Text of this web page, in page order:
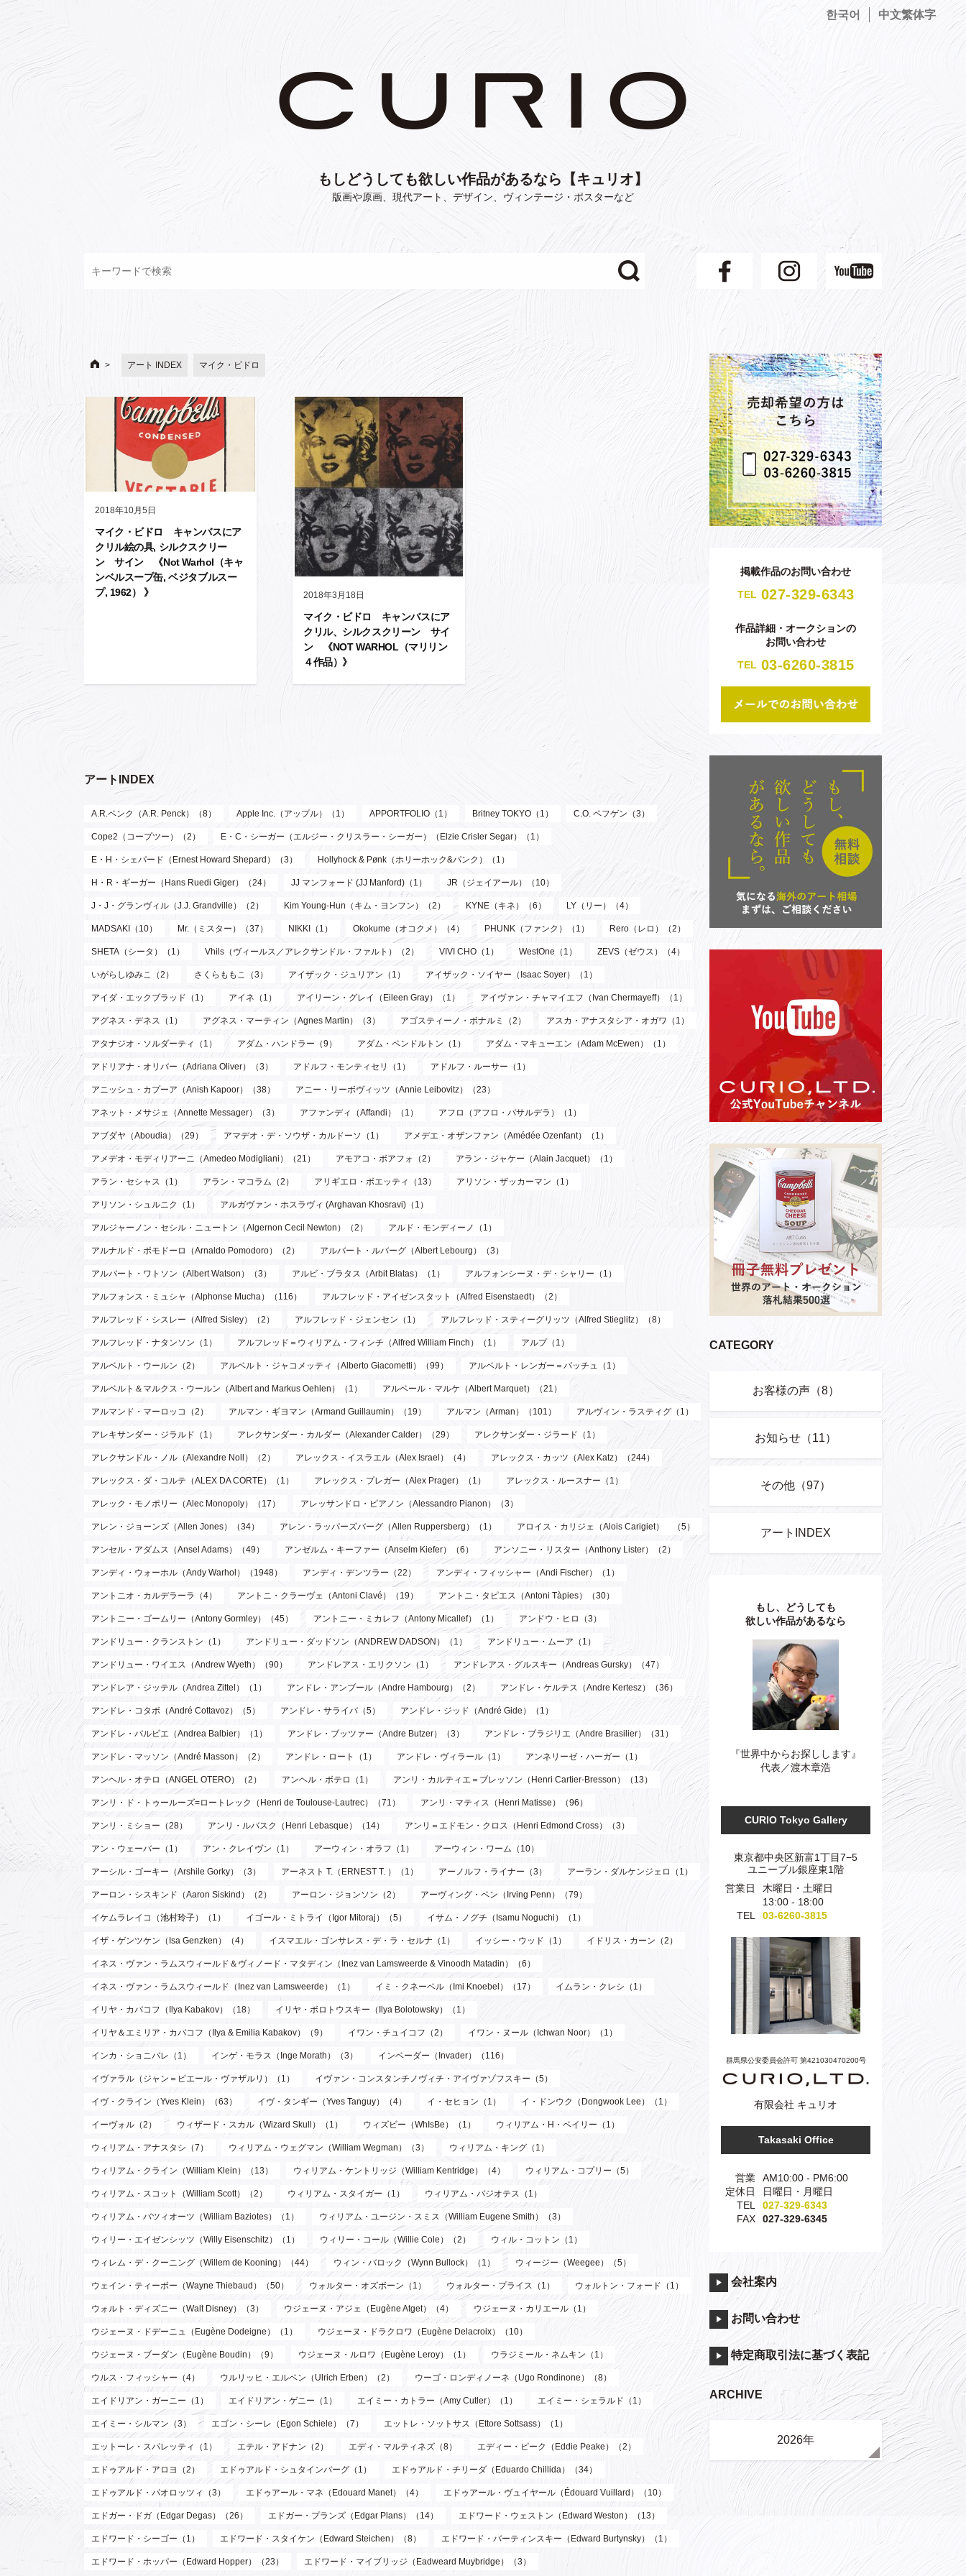
コ
한국어 中文繁体字
もしどうしても欲しい作品があるなら【キュリオ】
版画や原画、現代アート、デザイン、ヴィンテージ・ポスターなど
アート INDEX マイク・ビドロ
2018年10月5日
マイク・ビドロ キャンバスにア
クリル絵の具, シルクスクリー
ン サイン 《Not Warhol（キャ
ンベルスープ缶, ベジタブルスー
プ, 1962） 》
2018年3月18日
マイク・ビドロ キャンバスにア
クリル、シルクスクリーン サイ
ン 《NOT WARHOL（マリリン
４作品）》
アートINDEX
A.R.ペンク（A.R. Penck）（8） Apple Inc.（アップル）（1） APPORTFOLIO（1） Britney TOKYO（1） C.O. ペフゲン（3）
Cope2（コープツー）（2） E・C・シーガー（エルジー・クリスラー・シーガー）（Elzie Crisler Segar）（1）
E・H・シェパード（Ernest Howard Shepard）（3） Hollyhock & Pønk（ホリーホック&パンク）（1）
H・R・ギーガー（Hans Ruedi Giger）（24） JJ マンフォード (JJ Manford)（1） JR（ジェイアール）（10）
J・J・グランヴィル（J.J. Grandville）（2） Kim Young-Hun（キム・ヨンフン）（2） KYNE（キネ）（6） LY（リー）（4）
MADSAKI（10） Mr.（ミスター）（37） NIKKI（1） Okokume（オコクメ）（4） PHUNK（ファンク）（1） Rero（レロ）（2）
SHETA（シータ）（1） Vhils（ヴィールス／アレクサンドル・ファルト）（2） VIVI CHO（1） WestOne（1） ZEVS（ゼウス）（4）
いがらしゆみこ（2） さくらももこ（3） アイザック・ジュリアン（1） アイザック・ソイヤー（Isaac Soyer）（1）
アイダ・エックブラッド（1） アイネ（1） アイリーン・グレイ（Eileen Gray）（1） アイヴァン・チャマイエフ（Ivan Chermayeff）（1）
アグネス・デネス（1） アグネス・マーティン（Agnes Martin）（3） アゴスティーノ・ボナルミ（2） アスカ・アナスタシア・オガワ（1）
アタナジオ・ソルダーティ（1） アダム・ハンドラー（9） アダム・ペンドルトン（1） アダム・マキューエン（Adam McEwen）（1）
アドリアナ・オリバー（Adriana Oliver）（3） アドルフ・モンティセリ（1） アドルフ・ルーサー（1）
アニッシュ・カプーア（Anish Kapoor）（38） アニー・リーボヴィッツ（Annie Leibovitz）（23）
アネット・メサジェ（Annette Messager）（3） アファンディ（Affandi）（1） アフロ（アフロ・バサルデラ）（1）
アブダヤ（Aboudia）（29） アマデオ・デ・ソウザ・カルドーソ（1） アメデエ・オザンファン（Amédée Ozenfant）（1）
アメデオ・モディリアーニ（Amedeo Modigliani）（21） アモアコ・ボアフォ（2） アラン・ジャケー（Alain Jacquet）（1）
アラン・セシャス（1） アラン・マコラム（2） アリギエロ・ボエッティ（13） アリソン・ザッカーマン（1）
アリソン・シュルニク（1） アルガヴァン・ホスラヴィ (Arghavan Khosravi)（1）
アルジャーノン・セシル・ニュートン（Algernon Cecil Newton）（2） アルド・モンディーノ（1）
アルナルド・ポモドーロ（Arnaldo Pomodoro）（2） アルバート・ルバーグ（Albert Lebourg）（3）
アルバート・ワトソン（Albert Watson）（3） アルビ・ブラタス（Arbit Blatas）（1） アルフォンシーヌ・デ・シャリー（1）
アルフォンス・ミュシャ（Alphonse Mucha）（116） アルフレッド・アイゼンスタット（Alfred Eisenstaedt）（2）
アルフレッド・シスレー（Alfred Sisley）（2） アルフレッド・ジェンセン（1） アルフレッド・スティーグリッツ（Alfred Stieglitz）（8）
アルフレッド・ナタンソン（1） アルフレッド＝ウィリアム・フィンチ（Alfred William Finch）（1） アルプ（1）
アルベルト・ウールン（2） アルベルト・ジャコメッティ（Alberto Giacometti）（99） アルベルト・レンガー＝パッチュ（1）
アルベルト＆マルクス・ウールン（Albert and Markus Oehlen）（1） アルベール・マルケ（Albert Marquet）（21）
アルマンド・マーロッコ（2） アルマン・ギヨマン（Armand Guillaumin）（19） アルマン（Arman）（101） アルヴィン・ラスティグ（1）
アレキサンダー・ジラルド（1） アレクサンダー・カルダー（Alexander Calder）（29） アレクサンダー・ジラード（1）
アレクサンドル・ノル（Alexandre Noll）（2） アレックス・イスラエル（Alex Israel）（4） アレックス・カッツ（Alex Katz）（244）
アレックス・ダ・コルテ（ALEX DA CORTE）（1） アレックス・プレガー（Alex Prager）（1） アレックス・ルースナー（1）
アレック・モノポリー（Alec Monopoly）（17） アレッサンドロ・ピアノン（Alessandro Pianon）（3）
アレン・ジョーンズ（Allen Jones）（34） アレン・ラッパーズバーグ（Allen Ruppersberg）（1） アロイス・カリジェ（Alois Carigiet） （5）
アンセル・アダムス（Ansel Adams）（49） アンゼルム・キーファー（Anselm Kiefer）（6） アンソニー・リスター（Anthony Lister）（2）
アンディ・ウォーホル（Andy Warhol）（1948） アンディ・デンツラー（22） アンディ・フィッシャー（Andi Fischer）（1）
アントニオ・カルデラーラ（4） アントニ・クラーヴェ（Antoni Clavé）（19） アントニ・タピエス（Antoni Tàpies）（30）
アントニー・ゴームリー（Antony Gormley）（45） アントニー・ミカレフ（Antony Micallef）（1） アンドウ・ヒロ（3）
アンドリュー・クランストン（1） アンドリュー・ダッドソン（ANDREW DADSON）（1） アンドリュー・ムーア（1）
アンドリュー・ワイエス（Andrew Wyeth）（90） アンドレアス・エリクソン（1） アンドレアス・グルスキー（Andreas Gursky）（47）
アンドレア・ジッテル（Andrea Zittel）（1） アンドレ・アンブール（Andre Hambourg）（2） アンドレ・ケルテス（Andre Kertesz）（36）
アンドレ・コタボ（André Cottavoz）（5） アンドレ・サライバ（5） アンドレ・ジッド（André Gide）（1）
アンドレ・バルビエ（Andrea Balbier）（1） アンドレ・ブッツァー（Andre Butzer）（3） アンドレ・ブラジリエ（Andre Brasilier）（31）
アンドレ・マッソン（André Masson）（2） アンドレ・ロート（1） アンドレ・ヴィラール（1） アンネリーゼ・ハーガー（1）
アンヘル・オテロ（ANGEL OTERO）（2） アンヘル・ボテロ（1） アンリ・カルティエ＝ブレッソン（Henri Cartier-Bresson）（13）
アンリ・ド・トゥールーズ=ロートレック（Henri de Toulouse-Lautrec）（71） アンリ・マティス（Henri Matisse）（96）
アンリ・ミショー（28） アンリ・ルバスク（Henri Lebasque）（14） アンリ＝エドモン・クロス（Henri Edmond Cross）（3）
アン・ウェーバー（1） アン・クレイヴン（1） アーウィン・オラフ（1） アーウィン・ワーム（10）
アーシル・ゴーキー（Arshile Gorky）（3） アーネスト T.（ERNEST T. ）（1） アーノルフ・ライナー（3） アーラン・ダルケンジェロ（1）
アーロン・シスキンド（Aaron Siskind）（2） アーロン・ジョンソン（2） アーヴィング・ペン（Irving Penn）（79）
イケムラレイコ（池村玲子）（1） イゴール・ミトライ（Igor Mitoraj）（5） イサム・ノグチ（Isamu Noguchi）（1）
イザ・ゲンツケン（Isa Genzken）（4） イスマエル・ゴンサレス・デ・ラ・セルナ（1） イッシー・ウッド（1） イドリス・カーン（2）
イネス・ヴァン・ラムスウィールド＆ヴィノード・マタディン（Inez van Lamsweerde & Vinoodh Matadin）（6）
イネス・ヴァン・ラムスウィールド（Inez van Lamsweerde）（1） イミ・クネーベル（Imi Knoebel）（17） イムラン・クレシ（1）
イリヤ・カバコフ（Ilya Kabakov）（18） イリヤ・ボロトウスキー（Ilya Bolotowsky）（1）
イリヤ＆エミリア・カバコフ（Ilya & Emilia Kabakov）（9） イワン・チュイコフ（2） イワン・ヌール（Ichwan Noor）（1）
インカ・ショニバレ（1） インゲ・モラス（Inge Morath）（3） インベーダー（Invader）（116）
イヴァラル（ジャン＝ピエール・ヴァザルリ）（1） イヴァン・コンスタンチノヴィチ・アイヴァゾフスキー（5）
イヴ・クライン（Yves Klein）（63） イヴ・タンギー（Yves Tanguy）（4） イ・セヒョン（1） イ・ドンウク（Dongwook Lee）（1）
イーヴォル（2） ウィザード・スカル（Wizard Skull）（1） ウィズビー（WhIsBe）（1） ウィリアム・H・ベイリー（1）
ウィリアム・アナスタシ（7） ウィリアム・ウェグマン（William Wegman）（3） ウィリアム・キング（1）
ウィリアム・クライン（William Klein）（13） ウィリアム・ケントリッジ（William Kentridge）（4） ウィリアム・コプリー（5）
ウィリアム・スコット（William Scott）（2） ウィリアム・スタイガー（1） ウィリアム・バジオテス（1）
ウィリアム・バツィオーツ（William Baziotes）（1） ウィリアム・ユージン・スミス（William Eugene Smith）（3）
ウィリー・エイゼンシッツ（Willy Eisenschitz）（1） ウィリー・コール（Willie Cole）（2） ウィル・コットン（1）
ウィレム・デ・クーニング（Willem de Kooning）（44） ウィン・バロック（Wynn Bullock）（1） ウィージー（Weegee）（5）
ウェイン・ティーボー（Wayne Thiebaud）（50） ウォルター・オズボーン（1） ウォルター・プライス（1） ウォルトン・フォード（1）
ウォルト・ディズニー（Walt Disney）（3） ウジェーヌ・アジェ（Eugène Atget）（4） ウジェーヌ・カリエール（1）
ウジェーヌ・ドデーニュ（Eugène Dodeigne）（1） ウジェーヌ・ドラクロワ（Eugène Delacroix）（10）
ウジェーヌ・ブーダン（Eugène Boudin）（9） ウジェーヌ・ルロワ（Eugène Leroy）（1） ウラジミール・ネムキン（1）
ウルス・フィッシャー（4） ウルリッヒ・エルベン（Ulrich Erben）（2） ウーゴ・ロンディノーネ（Ugo Rondinone）（8）
エイドリアン・ガーニー（1） エイドリアン・ゲニー（1） エイミー・カトラー（Amy Cutler）（1） エイミー・シェラルド（1）
エイミー・シルマン（3） エゴン・シーレ（Egon Schiele）（7） エットレ・ソットサス（Ettore Sottsass）（1）
エットーレ・スパレッティ（1） エテル・アドナン（2） エディ・マルティネズ（8） エディー・ピーク（Eddie Peake）（2）
エドゥアルド・アロヨ（2） エドゥアルド・シュタインバーグ（1） エドゥアルド・チリーダ（Eduardo Chillida）（34）
エドゥアルド・パオロッツィ（3） エドゥアール・マネ（Edouard Manet）（4） エドゥアール・ヴュイヤール（Édouard Vuillard）（10）
エドガー・ドガ（Edgar Degas）（26） エドガー・プランズ（Edgar Plans）（14） エドワード・ウェストン（Edward Weston）（13）
エドワード・シーゴー（1） エドワード・スタイケン（Edward Steichen）（8） エドワード・バーティンスキー（Edward Burtynsky）（1）
エドワード・ホッパー（Edward Hopper）（23） エドワード・マイブリッジ（Eadweard Muybridge）（3）
掲載作品のお問い合わせ
TEL 027-329-6343
作品詳細・オークションの
お問い合わせ
TEL 03-6260-3815
CATEGORY
お客様の声（8）
お知らせ（11）
その他（97）
アートINDEX
もし、どうしても
欲しい作品があるなら
『世界中からお探しします』
代表／渡木章浩
CURIO Tokyo Gallery
東京都中央区新富1丁目7−5
ユニーブル銀座東1階
営業日
木曜日・土曜日
13:00 - 18:00
TEL
03-6260-3815
群馬県公安委員会許可 第421030470200号
有限会社 キュリオ
Takasaki Office
営業
AM10:00 - PM6:00
定休日
日曜日・月曜日
TEL
027-329-6343
FAX
027-329-6345
会社案内
お問い合わせ
特定商取引法に基づく表記
ARCHIVE
2026年